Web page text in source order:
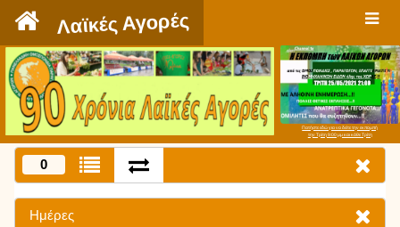
Λαϊκές Αγορές
Πατήστε εδώ για να δείτε την εκπομπή
την Τρίτη 9:00 μμ και κάθε Τρίτη
0
Ημέρες